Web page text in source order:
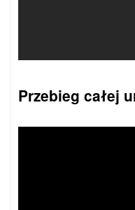
Przebieg całej